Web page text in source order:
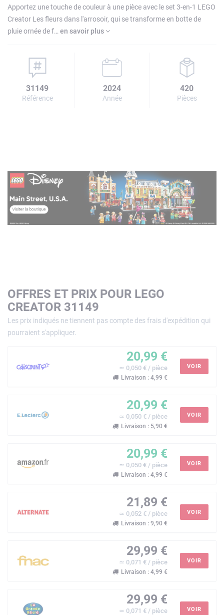
Apportez une touche de couleur à une pièce avec le set 3-en-1 LEGO
Creator Les fleurs dans l'arrosoir, qui se transforme en botte de
pluie ornée de f… en savoir plus
31149
Référence
2024
Année
420
Pièces
OFFRES ET PRIX POUR LEGO
CREATOR 31149
Les prix indiqués ne tiennent pas compte des frais d'expédition qui
pourraient s'appliquer.
20,99 €
≃ 0,050 € / pièce
Livraison : 4,99 €
VOIR
20,99 €
≃ 0,050 € / pièce
Livraison : 5,90 €
VOIR
20,99 €
≃ 0,050 € / pièce
Livraison : 4,99 €
VOIR
21,89 €
≃ 0,052 € / pièce
Livraison : 9,90 €
VOIR
29,99 €
≃ 0,071 € / pièce
Livraison : 4,99 €
VOIR
29,99 €
≃ 0,071 € / pièce VOIR